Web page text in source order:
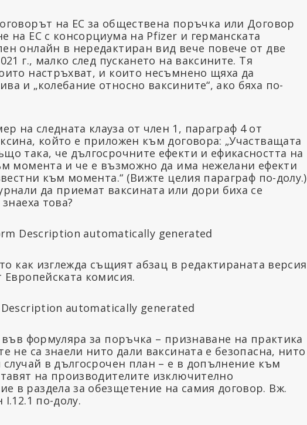
на ЕС за обществена поръчка или Договор
на ЕС с консорциума на Pfizer и германската
онлайн в нередактиран вид вече повече от две
г., малко след пускането на ваксините. Тя
настръхват, и които несъмнено щяха да
и „колебание относно ваксините“, ако бяха по-
на следната клауза от член 1, параграф 4 от
който е приложен към договора: „Участващата
така, че дългосрочните ефекти и ефикасността на
момента и че е възможно да има нежелани ефекти
към момента.“ (Вижте целия параграф по-долу.)
да приемат ваксината или дори биха се
това?
как изглежда същият абзац в редактираната версия
Европейската комисия.
във формуляра за поръчка – признаване на практика
не са знаели нито дали ваксината е безопасна, нито
в дългосрочен план – е в допълнение към
на производителите изключително
в раздела за обезщетение на самия договор. Вж.
по-долу.